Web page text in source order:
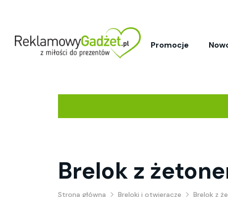
Promocje
Brelok z
Strona główna Breloki i otwieracze Brelok z